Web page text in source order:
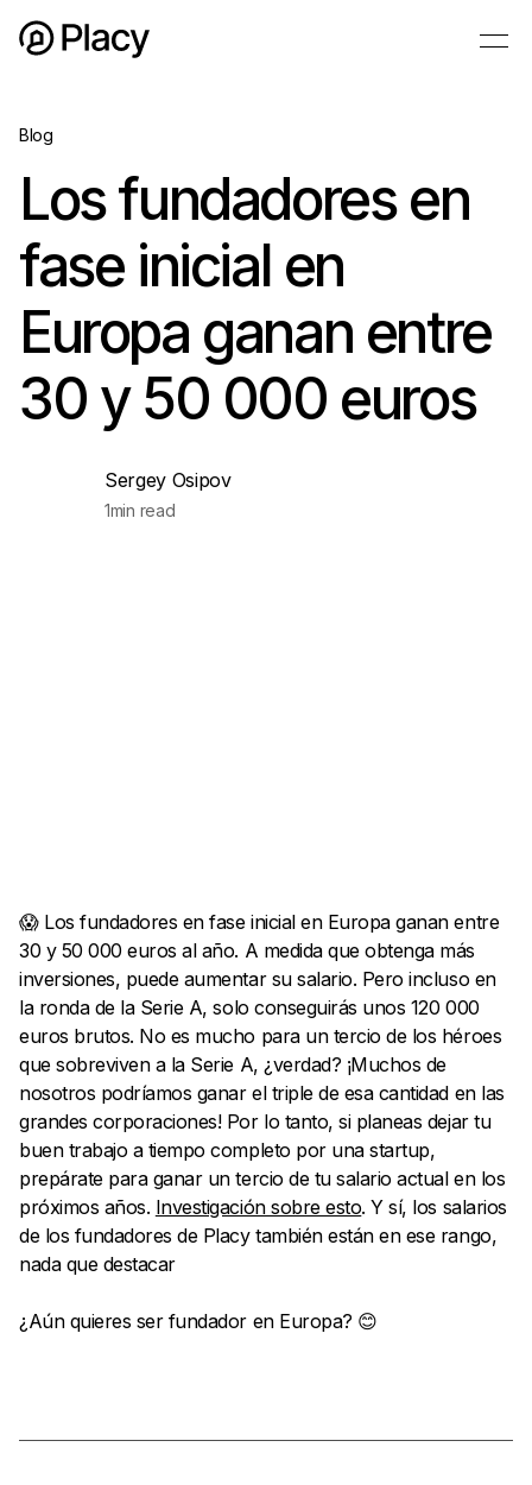
Blog
Los fundadores en
fase inicial en
Europa ganan entre
30 y 50 000 euros
Sergey Osipov
1min read
😱 Los fundadores en fase inicial en Europa ganan entre
30 y 50 000 euros al año. A medida que obtenga más
inversiones, puede aumentar su salario. Pero incluso en
la ronda de la Serie A, solo conseguirás unos 120 000
euros brutos. No es mucho para un tercio de los héroes
que sobreviven a la Serie A, ¿verdad? ¡Muchos de
nosotros podríamos ganar el triple de esa cantidad en las
grandes corporaciones! Por lo tanto, si planeas dejar tu
buen trabajo a tiempo completo por una startup,
prepárate para ganar un tercio de tu salario actual en los
próximos años. Investigación sobre esto. Y sí, los salarios
de los fundadores de Placy también están en ese rango,
nada que destacar
¿Aún quieres ser fundador en Europa? 😊